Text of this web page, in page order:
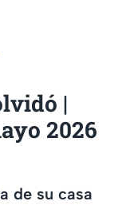
|
2026
de su casa